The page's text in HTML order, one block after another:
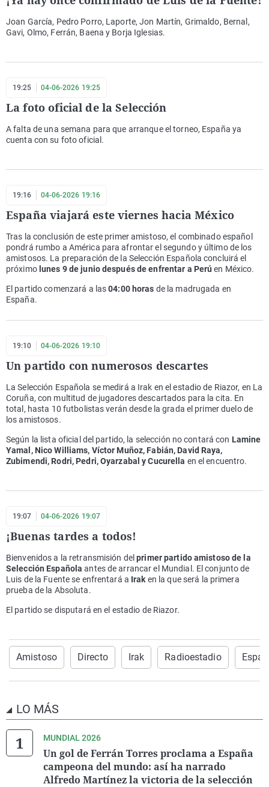
Joan García, Pedro Porro, Laporte, Jon Martín, Grimaldo, Bernal,
Gavi, Olmo, Ferrán, Baena y Borja Iglesias.
19:25 04-06-2026 19:25
La foto oficial de la Selección
A falta de una semana para que arranque el torneo, España ya
cuenta con su foto oficial.
19:16 04-06-2026 19:16
España viajará este viernes hacia México
Tras la conclusión de este primer amistoso, el combinado español
pondrá rumbo a América para afrontar el segundo y último de los
amistosos. La preparación de la Selección Española concluirá el
próximo lunes 9 de junio después de enfrentar a Perúen México.
El partido comenzará a las04:00 horas de la madrugada en
España.
19:10 04-06-2026 19:10
Un partido con numerosos descartes
La Selección Española se medirá a Irak en el estadio de Riazor, en La
Coruña, con multitud de jugadores descartados para la cita. En
total, hasta 10 futbolistas verán desde la grada el primer duelo de
los amistosos.
Según la lista oficial del partido, la selección no contará con Lamine
Yamal, Nico Williams, Víctor Muñoz, Fabián, David Raya,
Zubimendi, Rodri, Pedri, Oyarzabal y Cucurella en el encuentro.
19:07 04-06-2026 19:07
¡Buenas tardes a todos!
Bienvenidos a la retransmisión delprimer partido amistoso de la
Selección Española antes de arrancar el Mundial. El conjunto de
Luis de la Fuente se enfrentará a Irak en la que será la primera
prueba de la Absoluta.
El partido se disputará en el estadio de Riazor.
Amistoso Directo Irak Radioestadio
LO MÁS
MUNDIAL 2026
Un gol de Ferrán Torres proclama a España
campeona del mundo: así ha narrado
Alfredo Martínez la victoria de la selección